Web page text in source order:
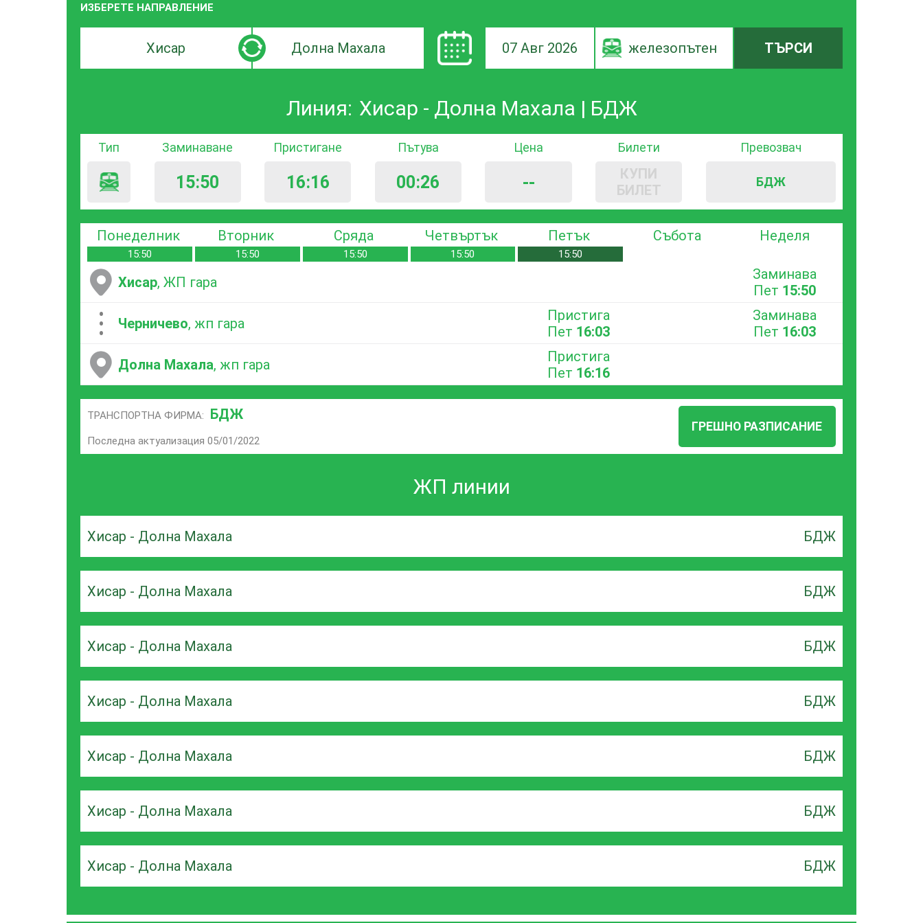
ИЗБЕРЕТЕ НАПРАВЛЕНИЕ
по
Търсачка
по
07 Авг 2026 железопътен ТЪРСИ
Линия: Хисар - Долна Махала | БДЖ
Тип Заминаване
15:50
Пристигане
16:16
Пътува
00:26
Цена
--
Билети
КУПИ
БИЛЕТ
Превозвач
БДЖ
Понеделник
15:50
Вторник
15:50
Сряда
15:50
Четвъртък
15:50
Петък
15:50
Събота Неделя
Хисар, ЖП гара
Заминава
Пет 15:50
...Черничево, жп гара
Пристига
Пет 16:03
Заминава
Пет 16:03
Долна Махала, жп гара
Пристига
Пет 16:16
ТРАНСПОРТНА ФИРМА: БДЖ
Последна актуализация 05/01/2022
ГРЕШНО РАЗПИСАНИЕ
ЖП линии
Хисар - Долна Махала БДЖ
Хисар - Долна Махала БДЖ
Хисар - Долна Махала БДЖ
Хисар - Долна Махала БДЖ
Хисар - Долна Махала БДЖ
Хисар - Долна Махала БДЖ
Хисар - Долна Махала БДЖ